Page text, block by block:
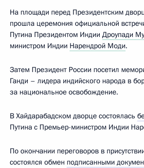
На площади перед Президентским
прошла церемония официальной
Путина Президентом Индии Дроупади
министром Индии Нарендрой Моди.
Затем Президент России посетил
Ганди – лидера индийского народа в
за национальное освобождение.
В Хайдарабадском дворце состоялась
Путина с Премьер-министром Индии
По окончании переговоров в
состоялся обмен подписанными